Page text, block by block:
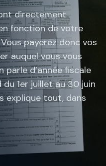
directement
fonction de votre
payerez donc vos
auquel vous vous
parle d’année fiscale
1er juillet au 30 juin
explique tout, dans